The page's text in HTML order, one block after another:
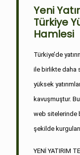
Yeni
Türkiye
Hamlesi
Türkiye’de
ile birlikte daha
yüksek
kavuşmuştur.
web sitelerinde
şekilde
YENİ YATIRIM